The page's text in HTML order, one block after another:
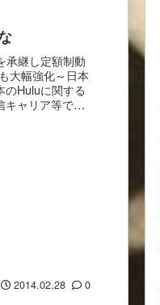
承継し定額制動
大幅強化～日本
のHuluに関する
ャリア等では
2014.02.28 0